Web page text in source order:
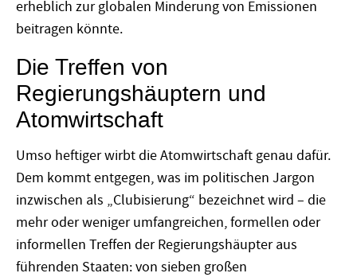
erheblich zur globalen Minderung von Emissionen
beitragen könnte.
Die Treffen von
Regierungshäuptern und
Atomwirtschaft
Umso heftiger wirbt die Atomwirtschaft genau dafür.
Dem kommt entgegen, was im politischen Jargon
inzwischen als „Clubisierung“ bezeichnet wird – die
mehr oder weniger umfangreichen, formellen oder
informellen Treffen der Regierungshäupter aus
führenden Staaten: von sieben großen